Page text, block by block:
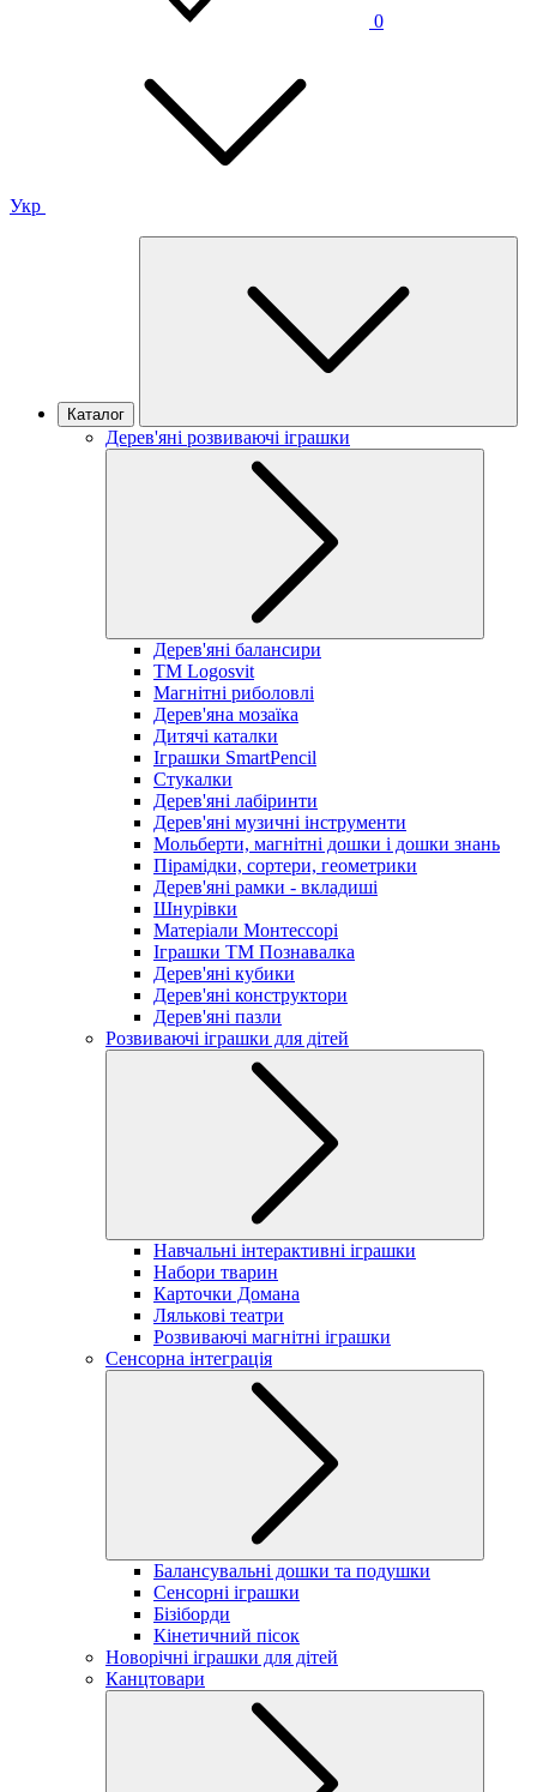
0
Укр
Каталог
Дерев'яні розвиваючі іграшки
Дерев'яні балансири
TM Logosvit
Магнітні риболовлі
Дерев'яна мозаїка
Дитячі каталки
Іграшки SmartPencil
Стукалки
Дерев'яні лабіринти
Дерев'яні музичні інструменти
Мольберти, магнітні дошки і дошки знань
Пірамідки, сортери, геометрики
Дерев'яні рамки - вкладиші
Шнурівки
Матеріали Монтессорі
Іграшки ТМ Познавалка
Дерев'яні кубики
Дерев'яні конструктори
Дерев'яні пазли
Розвиваючі іграшки для дітей
Навчальні інтерактивні іграшки
Набори тварин
Карточки Домана
Лялькові театри
Розвиваючі магнітні іграшки
Сенсорна інтеграція
Балансувальні дошки та подушки
Сенсорні іграшки
Бізіборди
Кінетичний пісок
Новорічні іграшки для дітей
Канцтовари